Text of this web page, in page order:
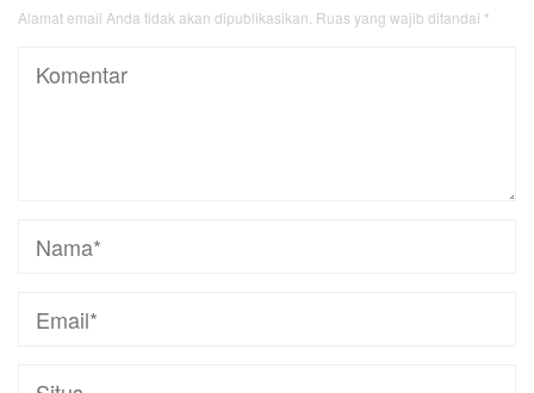
Alamat email Anda tidak akan dipublikasikan. Ruas yang wajib ditandai *